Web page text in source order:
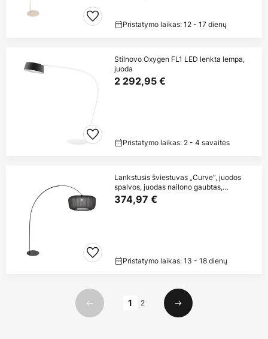
Pristatymo laikas: 12 - 17 dienų
Stilnovo Oxygen FL1 LED lenkta lempa,
juoda
2 292,95 €
Pristatymo laikas: 2 - 4 savaitės
Lankstusis šviestuvas „Curve“, juodos
spalvos, juodas nailono gaubtas,
skersmuo
374,97 €
Pristatymo laikas: 13 - 18 dienų
Ankstesnis
1 2
Kitas